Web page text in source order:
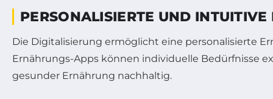
PERSONALISIERTE UND
Die Digitalisierung ermöglicht eine personalisierte
Ernährungs-Apps können individuelle Bedürfnisse
gesunder Ernährung nachhaltig.